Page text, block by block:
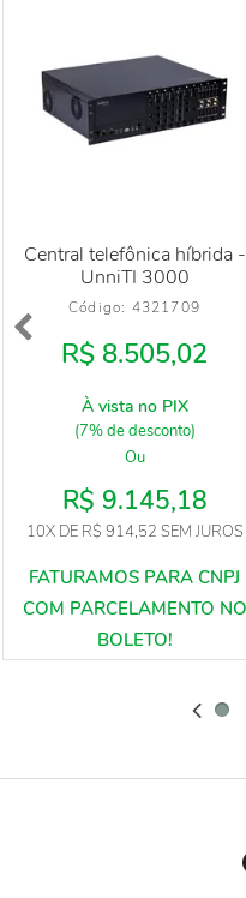
Central telefônica híbrida -
UnniTI 3000
Código: 4321709
R$ 8.505,02
À vista no PIX
(7% de desconto)
Ou
R$ 9.145,18
10XDE R$ 914,52 SEM JUROS